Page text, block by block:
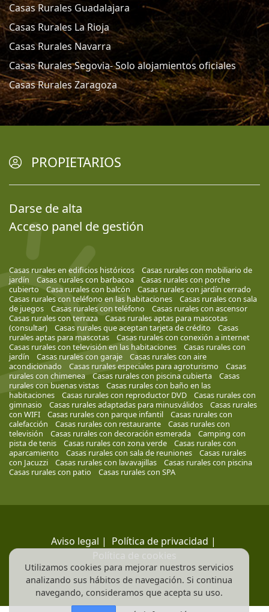
Casas Rurales Guadalajara
Casas Rurales La Rioja
Casas Rurales Navarra
Casas Rurales Segovia- Solo alojamientos oficiales
Casas Rurales Zaragoza
PROPIETARIOS
Darse de alta
Acceso panel de gestión
Casas rurales en edificios históricos
Casas rurales con mobiliario de
jardín
Casas rurales con barbacoa
Casas rurales con porche
cubierto
Casa rurales con balcón
Casas rurales con jardín cerrado
Casas rurales con teléfono en las habitaciones
Casas rurales con sala
de juegos
Casas rurales con teléfono
Casas rurales con ascensor
Casas rurales con terraza
Casas rurales aptas para mascotas
(consultar)
Casas rurales que aceptan tarjeta de crédito
Casas
rurales aptas para mascotas
Casas rurales con conexión a internet
Casas rurales con televisión en las habitaciones
Casas rurales con
jardín
Casas rurales con garaje
Casas rurales con aire
acondicionado
Casas rurales especiales para agroturismo
Casas
rurales con chimenea
Casas rurales con piscina cubierta
Casas
rurales con buenas vistas
Casas rurales con baño en las
habitaciones
Casas rurales con reproductor DVD
Casas rurales con
gimnasio
Casas rurales adaptadas para minusválidos
Casas rurales
con WIFI
Casas rurales con parque infantil
Casas rurales con
calefacción
Casas rurales con restaurante
Casas rurales con
televisión
Casas rurales con decoración esmerada
Camping con
pista de tenis
Casas rurales con zona verde
Casas rurales con
aparcamiento
Casas rurales con sala de reuniones
Casas rurales
con Jacuzzi
Casas rurales con lavavajillas
Casas rurales con piscina
Casas rurales con patio
Casas rurales con SPA
Aviso legal | Política de privacidad |
Política de cookies
Utilizamos cookies para mejorar nuestros servicios
analizando sus hábitos de navegación. Si continua
navegando, consideramos que acepta su uso.